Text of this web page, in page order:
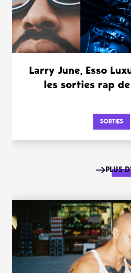
Larry June, Esso
les sorties rap
SORTIES
PLUS